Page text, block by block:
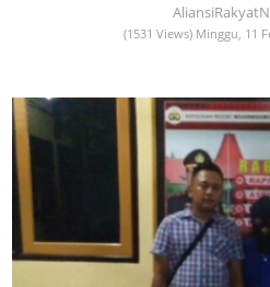
(1531 Views) Minggu, 11